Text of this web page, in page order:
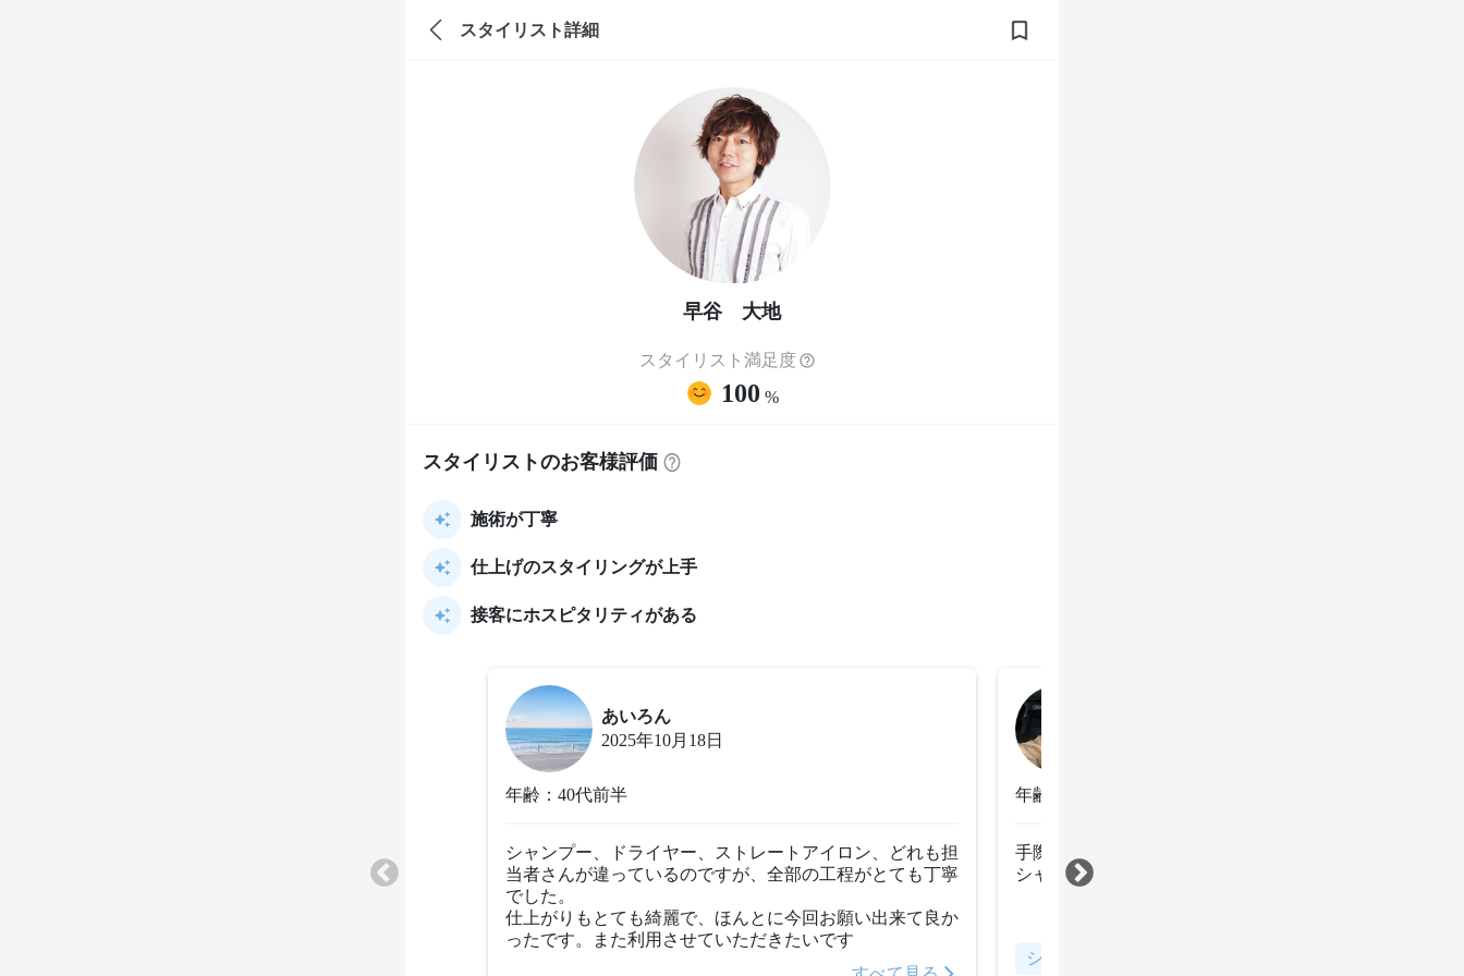
スタイリスト詳細
早谷 大地
スタイリスト満足度
100 %
スタイリストのお客様評価
施術が丁寧
仕上げのスタイリングが上手
接客にホスピタリティがある
あいろん
2025年10月18日
年齢：40代前半
シャンプー、ドライヤー、ストレートアイロン、どれも担
当者さんが違っているのですが、全部の工程がとても丁寧
でした。
仕上がりもとても綺麗で、ほんとに今回お願い出来て良か
ったです。また利用させていただきたいです
年齢：50代後半
手際よく、綺麗にリクエスト通りに仕上げて頂きました
シャンプーが上手でした。
シャンプー・ブロー、アイロンセット